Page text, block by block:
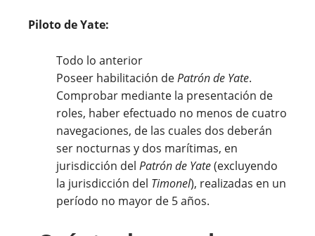
Piloto de Yate:
Todo lo anterior
Poseer habilitación dePatrón de Yate.
Comprobar mediante la presentación de
roles, haber efectuado no menos de cuatro
navegaciones, de las cuales dos deberán
ser nocturnas y dos marítimas, en
jurisdicción del Patrón de Yate(excluyendo
la jurisdicción del Timonel), realizadas en un
período no mayor de 5 años.